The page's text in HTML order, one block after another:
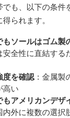
でも、以下の条件
られます。
ソールはゴム製
全性に直結する
度を確認：金属製
高い
アメリカンデザ
内外に複数の選択